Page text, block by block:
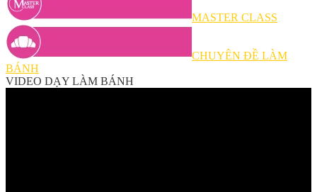
MASTER CLASS
CHUYÊN ĐỀ LÀM
BÁNH
VIDEO DẠY LÀM BÁNH